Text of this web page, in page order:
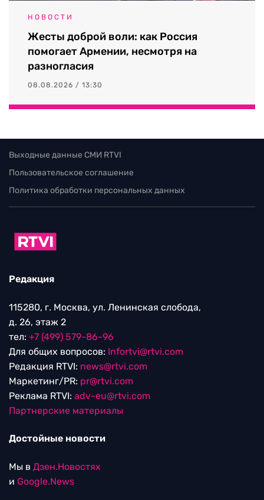
НОВОСТИ
Жесты доброй воли: как Россия
помогает Армении, несмотря на
разногласия
08.08.2026 / 13:30
Выходные данные СМИ RTVI
Пользовательское соглашение
Политика обработки персональных данных
Редакция
115280, г. Москва, ул. Ленинская слобода,
д. 26, этаж 2
тел: +7 (499) 579-86-96
Для общих вопросов: Infortvi@rtvi.com
Редакция RTVI: news@rtvi.com
Маркетинг/PR: pr@rtvi.com
Реклама RTVI: adv-eu@rtvi.com
Партнерские материалы
Достойные новости
Мы в Дзен.Новостях
и Google.News